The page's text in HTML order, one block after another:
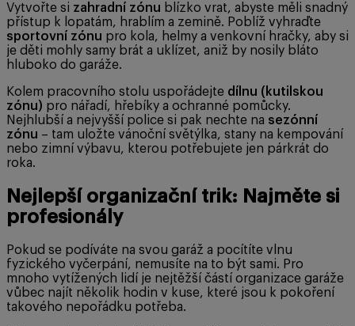
Vytvořte si zahradní zónu blízko vrat, abyste měli snadný
přístup k lopatám, hrablím a zemině. Poblíž vyhraďte
sportovní zónu pro kola, helmy a venkovní hračky, aby si
je děti mohly samy brát a uklízet, aniž by nosily bláto
hluboko do garáže.
Kolem pracovního stolu uspořádejte dílnu (kutilskou
zónu) pro nářadí, hřebíky a ochranné pomůcky.
Nejhlubší a nejvyšší police si pak nechte na sezónní
zónu – tam uložte vánoční světýlka, stany na kempování
nebo zimní výbavu, kterou potřebujete jen párkrát do
roka.
Nejlepší organizační trik: Najměte si
profesionály
Pokud se podíváte na svou garáž a pocítíte vlnu
fyzického vyčerpání, nemusíte na to být sami. Pro
mnoho vytížených lidí je nejtěžší částí organizace garáže
vůbec najít několik hodin v kuse, které jsou k pokoření
takového nepořádku potřeba.